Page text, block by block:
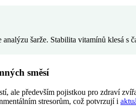
šarže. Stabilita vitamínů klesá s
směsí
ale především pojistkou pro zdraví
stresorům, což potvrzují i